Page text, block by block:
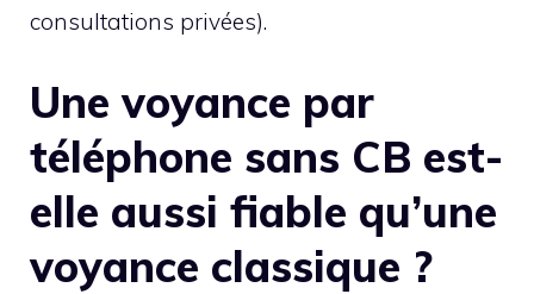
consultations privées).
Une voyance par
téléphone sans CB est-
elle aussi fiable qu’une
voyance classique ?